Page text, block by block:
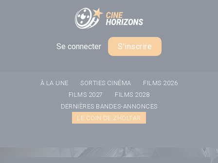
Se connecter S'inscrire
À LA UNE SORTIES CINÉMA
FILMS 2026
FILMS 2027
FILMS 2028
DERNIÈRES BANDES-ANNONCES
LE COIN DE ZHOLTAR
Panneau de gestion des cookies